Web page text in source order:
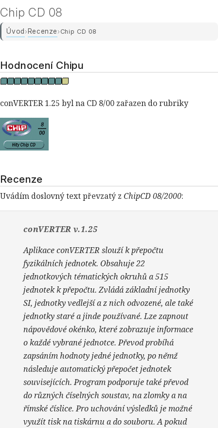
Chip CD 08
Úvod›Recenze› Chip CD 08
Hodnocení Chipu
conVERTER 1.25 byl na CD 8/00 zařazen do rubriky
Recenze
Uvádím doslovný text převzatý z ChipCD 08/2000:
conVERTER v.1.25
Aplikace conVERTER slouží k přepočtu
fyzikálních jednotek. Obsahuje 22
jednotkových tématických okruhů a 515
jednotek k přepočtu. Zvládá základní jednotky
SI, jednotky vedlejší a z nich odvozené, ale také
jednotky staré a jinde používané. Lze zapnout
nápovědové okénko, které zobrazuje informace
o každé vybrané jednotce. Převod probíhá
zapsáním hodnoty jedné jednotky, po němž
následuje automatický přepočet jednotek
souvisejících. Program podporuje také převod
do různých číselných soustav, na zlomky a na
římské číslice. Pro uchování výsledků je možné
využít tisk na tiskárnu a do souboru. A pokud